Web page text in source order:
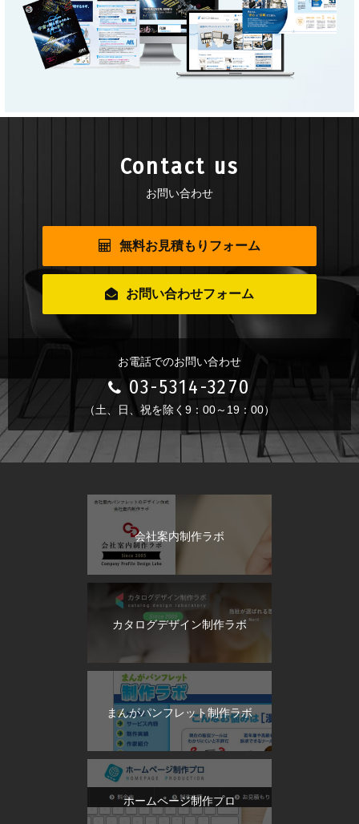
Contact us
お問い合わせ
無料お見積もりフォーム
お問い合わせフォーム
お電話でのお問い合わせ
03-5314-3270
（土、日、祝を除く9：00～19：00）
会社案内制作ラボ
カタログデザイン制作ラボ
まんがパンフレット制作ラボ
ホームページ制作プロ